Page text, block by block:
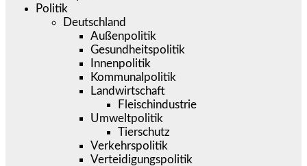
Politik
Deutschland
Außenpolitik
Gesundheitspolitik
Innenpolitik
Kommunalpolitik
Landwirtschaft
Fleischindustrie
Umweltpolitik
Tierschutz
Verkehrspolitik
Verteidigungspolitik